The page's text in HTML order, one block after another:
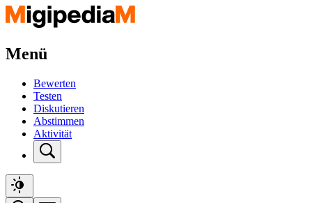
Menü
Bewerten
Testen
Diskutieren
Abstimmen
Aktivität